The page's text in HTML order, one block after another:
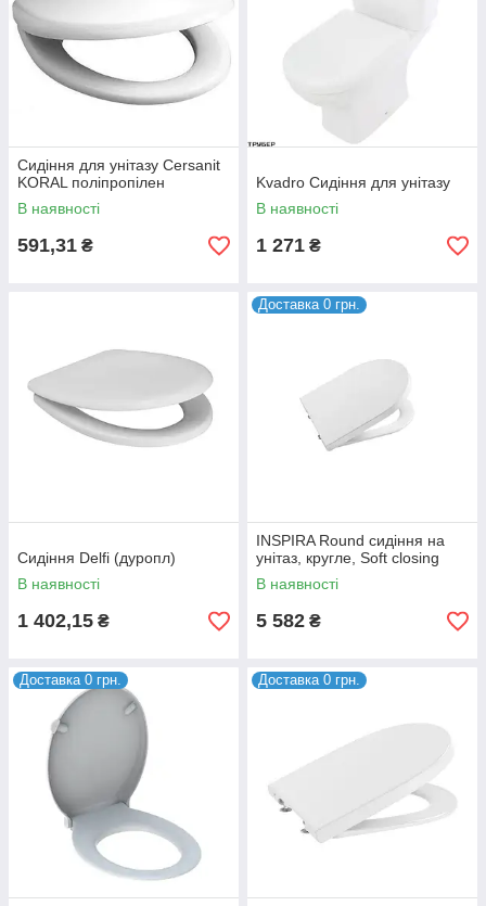
Сидіння для унітазу Cersanit
KORAL поліпропілен
В наявності
591,31 ₴
Kvadro Сидіння для унітазу
В наявності
1 271 ₴
Сидіння Delfi (дуропл)
В наявності
1 402,15 ₴
Доставка 0 грн.
INSPIRA Round сидіння на
унітаз, кругле, Soft closing
В наявності
5 582 ₴
Доставка 0 грн. Доставка 0 грн.